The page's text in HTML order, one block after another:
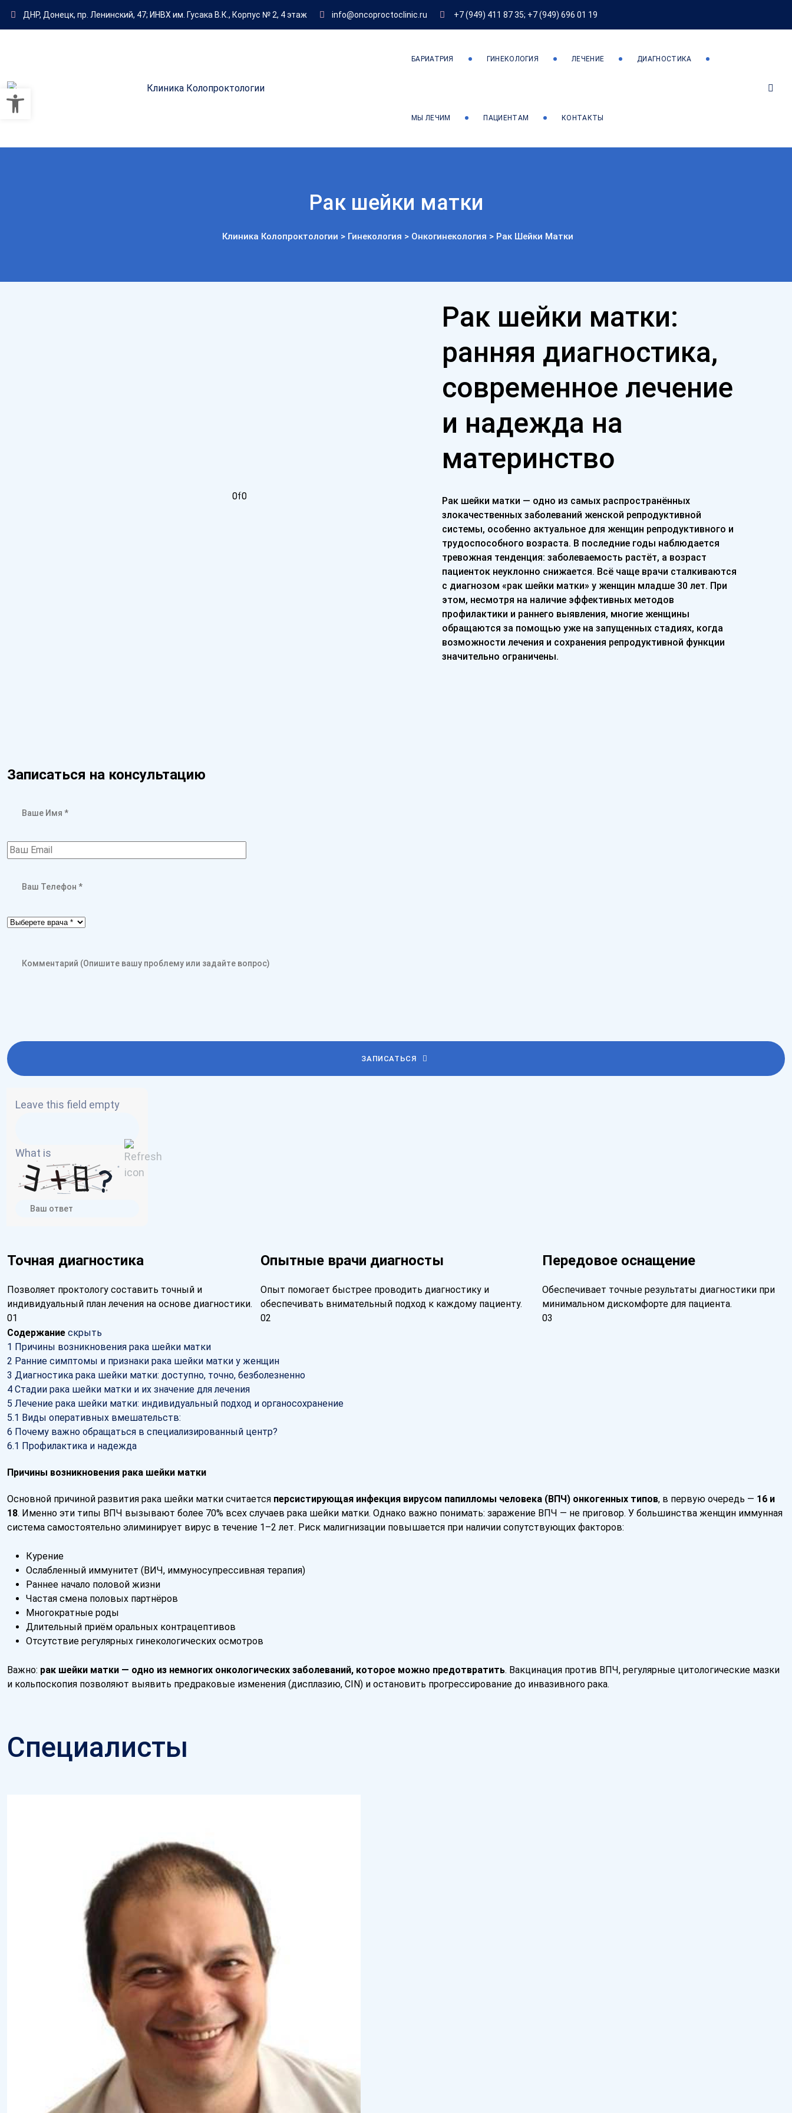
ДНР, Донецк, пр. Ленинский, 47; ИНВХ им. Гусака В.К., Корпус № 2, 4 этаж info@oncoproctoclinic.ru +7 (949) 411 87 35; +7 (949) 696 01 19
БАРИАТРИЯ ГИНЕКОЛОГИЯ ЛЕЧЕНИЕ ДИАГНОСТИКА
МЫ ЛЕЧИМ ПАЦИЕНТАМ КОНТАКТЫ
Рак шейки матки
Клиника Колопроктологии > Гинекология > Онкогинекология > Рак Шейки Матки
Рак шейки матки:
ранняя диагностика,
современное лечение
и надежда на
материнство
Рак шейки матки — одно из самых распространённых
злокачественных заболеваний женской репродуктивной
системы, особенно актуальное для женщин репродуктивного и
трудоспособного возраста. В последние годы наблюдается
тревожная тенденция: заболеваемость растёт, а возраст
пациенток неуклонно снижается. Всё чаще врачи сталкиваются
с диагнозом «рак шейки матки» у женщин младше 30 лет. При
этом, несмотря на наличие эффективных методов
профилактики и раннего выявления, многие женщины
обращаются за помощью уже на запущенных стадиях, когда
возможности лечения и сохранения репродуктивной функции
значительно ограничены.
Записаться на консультацию
ЗАПИСАТЬСЯ
Leave this field empty
What is
Точная диагностика
Позволяет проктологу составить точный и
индивидуальный план лечения на основе диагностики.
01
Опытные врачи диагносты
Опыт помогает быстрее проводить диагностику и
обеспечивать внимательный подход к каждому пациенту.
02
Передовое оснащение
Обеспечивает точные результаты диагностики при
минимальном дискомфорте для пациента.
03
Содержание скрыть
1 Причины возникновения рака шейки матки
2 Ранние симптомы и признаки рака шейки матки у женщин
3 Диагностика рака шейки матки: доступно, точно, безболезненно
4 Стадии рака шейки матки и их значение для лечения
5 Лечение рака шейки матки: индивидуальный подход и органосохранение
5.1 Виды оперативных вмешательств:
6 Почему важно обращаться в специализированный центр?
6.1 Профилактика и надежда
Причины возникновения рака шейки матки
Основной причиной развития рака шейки матки считается персистирующая инфекция вирусом папилломы человека (ВПЧ) онкогенных типов, в первую очередь — 16 и
18. Именно эти типы ВПЧ вызывают более 70% всех случаев рака шейки матки. Однако важно понимать: заражение ВПЧ — не приговор. У большинства женщин иммунная
система самостоятельно элиминирует вирус в течение 1–2 лет. Риск малигнизации повышается при наличии сопутствующих факторов:
Курение
Ослабленный иммунитет (ВИЧ, иммуносупрессивная терапия)
Раннее начало половой жизни
Частая смена половых партнёров
Многократные роды
Длительный приём оральных контрацептивов
Отсутствие регулярных гинекологических осмотров
Важно: рак шейки матки — одно из немногих онкологических заболеваний, которое можно предотвратить. Вакцинация против ВПЧ, регулярные цитологические мазки
и кольпоскопия позволяют выявить предраковые изменения (дисплазию, CIN) и остановить прогрессирование до инвазивного рака.
Специалисты
Открыть панель инструментов